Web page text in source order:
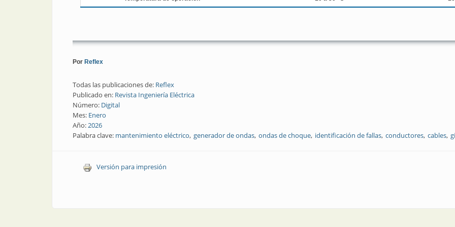
Por Reflex
Todas las publicaciones de: Reflex
Publicado en: Revista Ingeniería Eléctrica
Número: Digital
Mes: Enero
Año:2026
Palabra clave: mantenimiento eléctrico generador de ondas ondas de choque identificación de fallas conductores cables
Versión para impresión